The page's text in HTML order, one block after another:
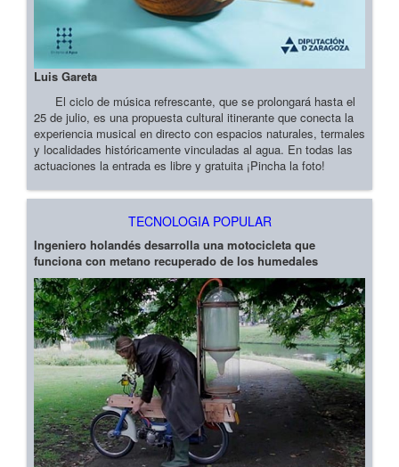
Luis Gareta
El ciclo de música refrescante, que se prolongará hasta el
25 de julio, es una propuesta cultural itinerante que conecta la
experiencia musical en directo con espacios naturales, termales
y localidades históricamente vinculadas al agua. En todas las
actuaciones la entrada es libre y gratuita ¡Pincha la foto!
TECNOLOGIA POPULAR
Ingeniero holandés desarrolla una motocicleta que
funciona con metano recuperado de los humedales